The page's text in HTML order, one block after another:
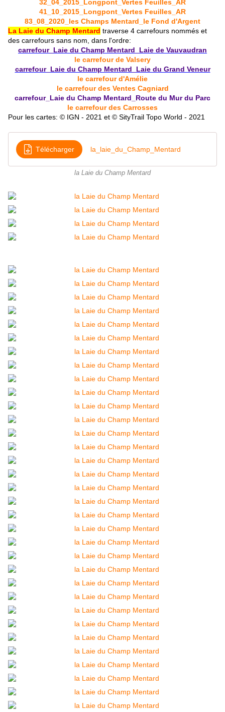
32_04_2015_Longpont_Vertes Feuilles_AR
41_10_2015_Longpont_Vertes Feuilles_AR
83_08_2020_les Champs Mentard_le Fond d'Argent
La Laie du Champ Mentard traverse 4 carrefours nommés et
des carrefours sans nom, dans l'ordre:
carrefour_Laie du Champ Mentard_Laie de Vauvaudran
le carrefour de Valsery
carrefour_Laie du Champ Mentard_Laie du Grand Veneur
le carrefour d'Amélie
le carrefour des Ventes Cagniard
carrefour_Laie du Champ Mentard_Route du Mur du Parc
le carrefour des Carrosses
Pour les cartes: © IGN - 2021 et © SityTrail Topo World - 2021
Télécharger la_laie_du_Champ_Mentard
la Laie du Champ Mentard